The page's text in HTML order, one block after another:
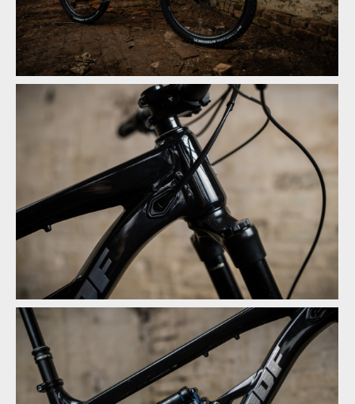
Novinka: Nukeproof Mega - počtvrté stejně a přesto jinak
Novinka: Nukeproof Mega - počtvrté stejně a přesto jinak
Novinka: Nukeproof Mega - počtvrté stejně a přesto jinak
Novinka: Nukeproof Mega - počtvrté stejně a přesto jinak
Novinka: Nukeproof Mega - počtvrté stejně a přesto jinak
Novinka: Nukeproof Mega - počtvrté stejně a přesto jinak
Novinka: Nukeproof Mega - počtvrté stejně a přesto jinak
Novinka: Nukeproof Mega - počtvrté stejně a přesto jinak
Novinka: Nukeproof Mega - počtvrté stejně a přesto jinak